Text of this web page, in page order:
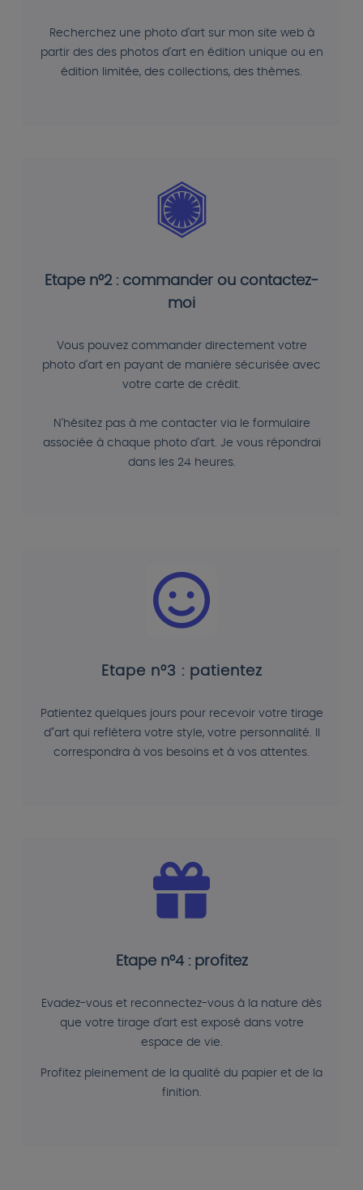
Recherchez une photo d'art sur mon site web à
partir des des photos d'art en édition unique ou en
édition limitée, des collections, des thèmes.
Etape n°2 : commander ou contactez-
moi
Vous pouvez commander directement votre
photo d'art en payant de manière sécurisée avec
votre carte de crédit.
N'hésitez pas à me contacter via le formulaire
associée à chaque photo d'art. Je vous répondrai
dans les 24 heures.
Etape n°3 : patientez
Patientez quelques jours pour recevoir votre tirage
d"art qui reflétera votre style, votre personnalité. Il
correspondra à vos besoins et à vos attentes.
Etape n°4 : profitez
Evadez-vous et reconnectez-vous à la nature dès
que votre tirage d'art est exposé dans votre
espace de vie.
Profitez pleinement de la qualité du papier et de la
finition.